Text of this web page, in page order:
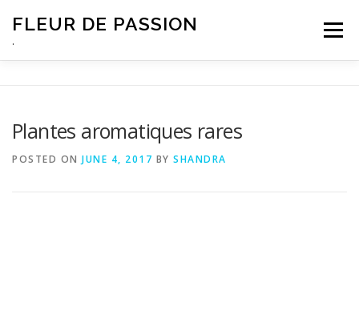
FLEUR DE PASSION
.
Menu
Plantes aromatiques rares
POSTED ON JUNE 4, 2017 BY SHANDRA